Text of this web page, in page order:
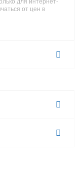
для интернет-
от цен в